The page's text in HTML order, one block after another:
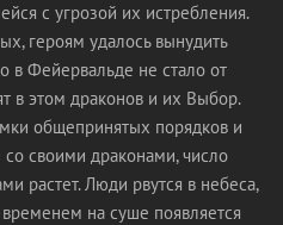
с угрозой их истребления.
героям удалось вынудить
в Фейервальде не стало от
в этом драконов и их Выбор.
общепринятых порядков и
своими драконами, число
растет. Люди рвутся в небеса,
на суше появляется